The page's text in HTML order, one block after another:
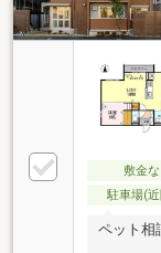
敷金な
駐車場(
ペット相